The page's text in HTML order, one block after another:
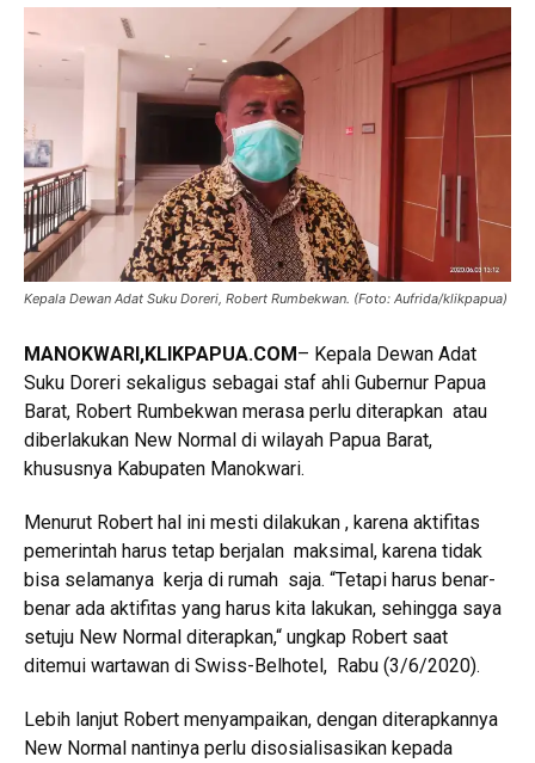
Kepala Dewan Adat Suku Doreri, Robert Rumbekwan. (Foto: Aufrida/klikpapua)
MANOKWARI,KLIKPAPUA.COM– Kepala Dewan Adat
Suku Doreri sekaligus sebagai staf ahli Gubernur Papua
Barat, Robert Rumbekwan merasa perlu diterapkan atau
diberlakukan New Normal di wilayah Papua Barat,
khususnya Kabupaten Manokwari.
Menurut Robert hal ini mesti dilakukan , karena aktifitas
pemerintah harus tetap berjalan maksimal, karena tidak
bisa selamanya kerja di rumah saja. “Tetapi harus benar-
benar ada aktifitas yang harus kita lakukan, sehingga saya
setuju New Normal diterapkan,“ ungkap Robert saat
ditemui wartawan di Swiss-Belhotel, Rabu (3/6/2020).
Lebih lanjut Robert menyampaikan, dengan diterapkannya
New Normal nantinya perlu disosialisasikan kepada